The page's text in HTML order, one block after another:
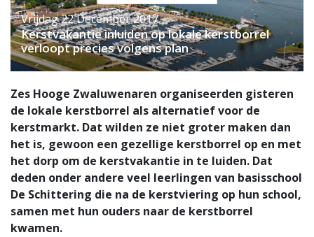
Vrijdag 22 December 2017
Kerstvakantie inluiden op lokale kerstborrel
verloopt precies volgens plan
Zes Hooge Zwaluwenaren organiseerden gisteren
de lokale kerstborrel als alternatief voor de
kerstmarkt. Dat wilden ze niet groter maken dan
het is, gewoon een gezellige kerstborrel op en met
het dorp om de kerstvakantie in te luiden. Dat
deden onder andere veel leerlingen van basisschool
De Schittering die na de kerstviering op hun school,
samen met hun ouders naar de kerstborrel
kwamen.